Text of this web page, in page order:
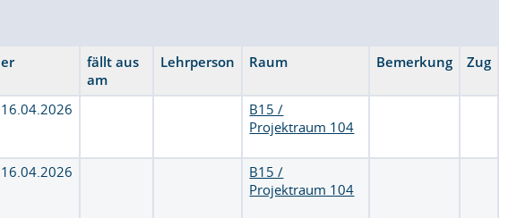
fällt aus
am
Lehrperson Raum Bemerkung Zug
B15 /
Projektraum 104
B15 /
Projektraum 104